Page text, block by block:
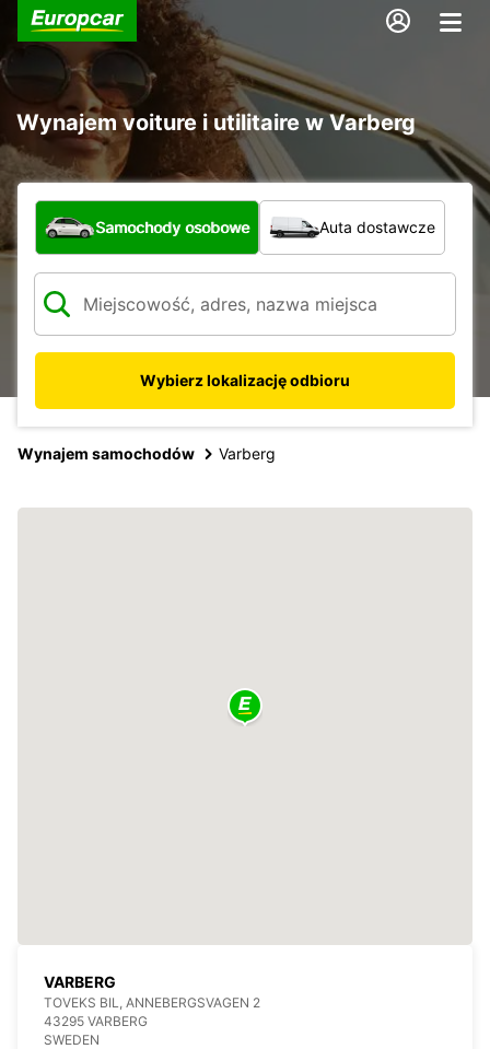
Wynajem voiture i utilitaire w Varberg
Jaki typ pojazdu?
Samochody osobowe Auta dostawcze
Wybierz lokalizację odbioru
Wynajem samochodów Varberg
VARBERG
TOVEKS BIL, ANNEBERGSVAGEN 2
43295 VARBERG
SWEDEN